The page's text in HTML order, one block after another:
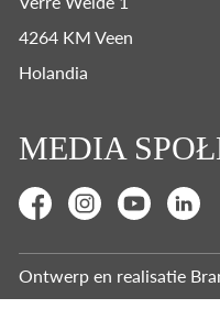
4264 KM Veen
Holandia
MEDIA
Ontwerp en realisatie